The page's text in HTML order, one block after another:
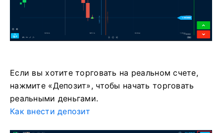
Если вы хотите торговать на реальном счете,
нажмите «Депозит», чтобы начать торговать
реальными деньгами.
Как внести депозит